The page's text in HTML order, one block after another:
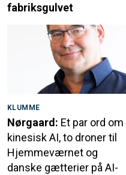
fabriksgulvet
KLUMME
Nørgaard: Et par ord om
kinesisk AI, to droner til
Hjemmeværnet og
danske gætterier på AI-